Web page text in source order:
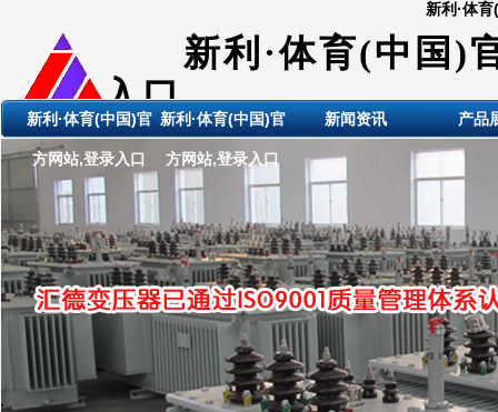
新利·体
新利·体育(中国)
入口
ShanDong HuiDE
新利·体育(中国)官
方网站,登录入口
新利·体育(中国)官
方网站,登录入口
新闻资讯 产品